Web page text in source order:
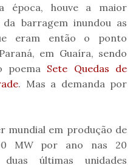
época, houve a maior
barragem inundou as
eram então o ponto
em Guaíra, sendo
poema Sete Quedas de
. Mas a demanda por
mundial em produção de
MW por ano nas 20
últimas unidades